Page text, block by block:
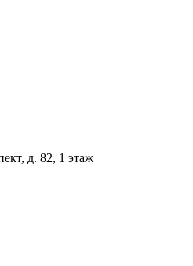
д. 82, 1 этаж